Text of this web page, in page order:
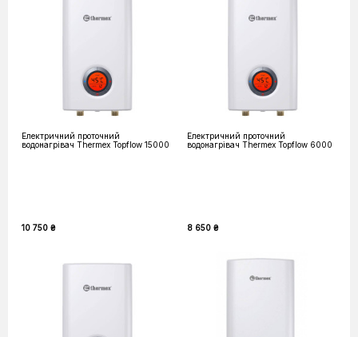
Електричний проточний
водонагрівач Thermex Topflow 15000
10 750 ₴
Електричний проточний
водонагрівач Thermex Topflow 6000
8 650 ₴